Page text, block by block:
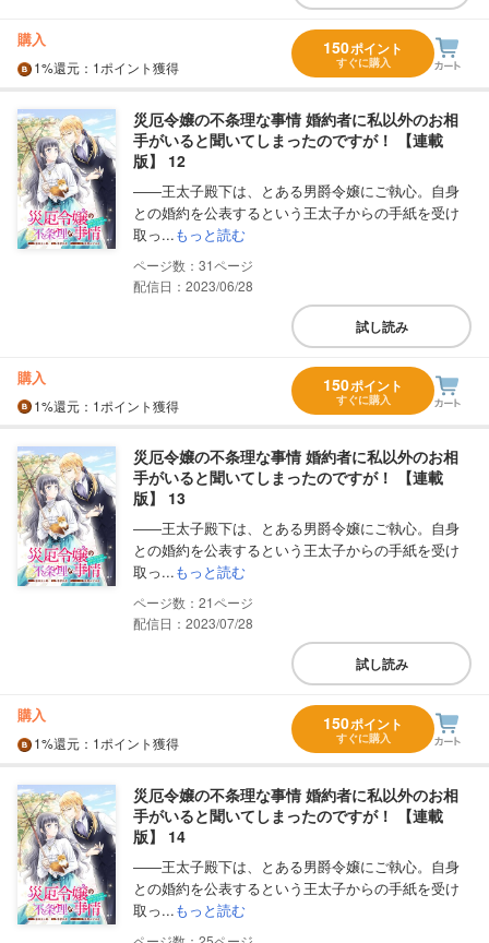
購入
1%還元 ：1ポイント獲得
150ポイント
すぐに購入
災厄令嬢の不条理な事情 婚約者に私以外のお相
手がいると聞いてしまったのですが！ 【連載
版】 12
――王太子殿下は、とある男爵令嬢にご執心。自身
との婚約を公表するという王太子からの手紙を受け
取っ...もっと読む
31
配信日：2023/06/28
試し読み
購入
1%還元 ：1ポイント獲得
150ポイント
すぐに購入
災厄令嬢の不条理な事情 婚約者に私以外のお相
手がいると聞いてしまったのですが！ 【連載
版】 13
――王太子殿下は、とある男爵令嬢にご執心。自身
との婚約を公表するという王太子からの手紙を受け
取っ...もっと読む
21
配信日：2023/07/28
試し読み
購入
1%還元 ：1ポイント獲得
150ポイント
すぐに購入
災厄令嬢の不条理な事情 婚約者に私以外のお相
手がいると聞いてしまったのですが！ 【連載
版】 14
――王太子殿下は、とある男爵令嬢にご執心。自身
との婚約を公表するという王太子からの手紙を受け
取っ...もっと読む